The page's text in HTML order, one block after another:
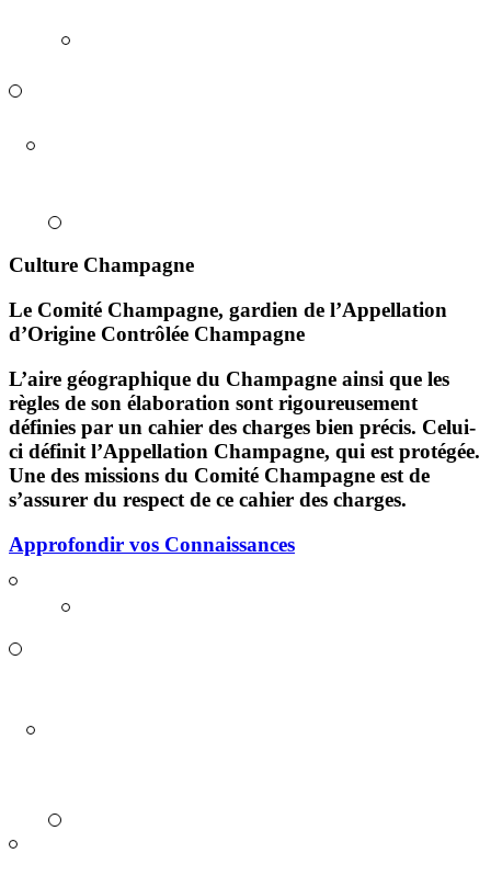
Culture Champagne
Le Comité Champagne, gardien de l’Appellation
d’Origine Contrôlée Champagne
L’aire géographique du Champagne ainsi que les
règles de son élaboration sont rigoureusement
définies par un cahier des charges bien précis. Celui-
ci définit l’Appellation Champagne, qui est protégée.
Une des missions du Comité Champagne est de
s’assurer du respect de ce cahier des charges.
Approfondir vos Connaissances